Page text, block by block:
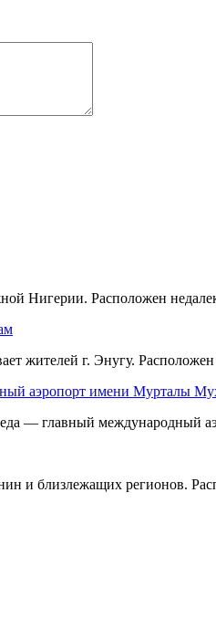
Нигерии. Расположен
жителей г. Энугу. Расположен
аэропорт имени Мурталы
— главный международный
и близлежащих регионов.